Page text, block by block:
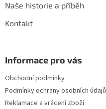
Naše historie a příběh
Kontakt
Informace pro vás
Obchodní podmínky
Podmínky ochrany osobních údajů
Reklamace a vrácení zboží